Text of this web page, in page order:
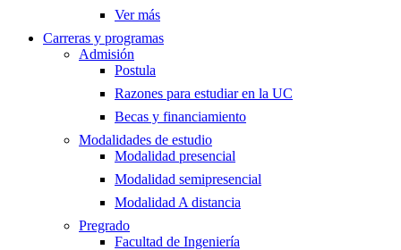
Ver más
Carreras y programas
Admisión
Postula
Razones para estudiar en la UC
Becas y financiamiento
Modalidades de estudio
Modalidad presencial
Modalidad semipresencial
Modalidad A distancia
Pregrado
Facultad de Ingeniería